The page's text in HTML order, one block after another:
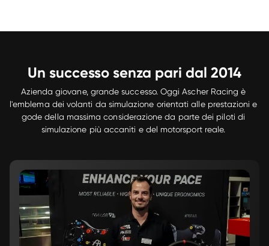
Un successo senza pari dal 2014
Azienda giovane, grande successo. Oggi Ascher Racing è
l'emblema dei volanti da simulazione orientati alle prestazioni e
gode della massima considerazione da parte dei piloti di
simulazione più accaniti e del motorsport reale.